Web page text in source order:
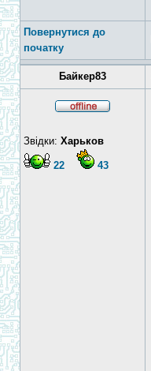
Повернутися до
початку
Байкер83
Звідки: Харьков
22 43